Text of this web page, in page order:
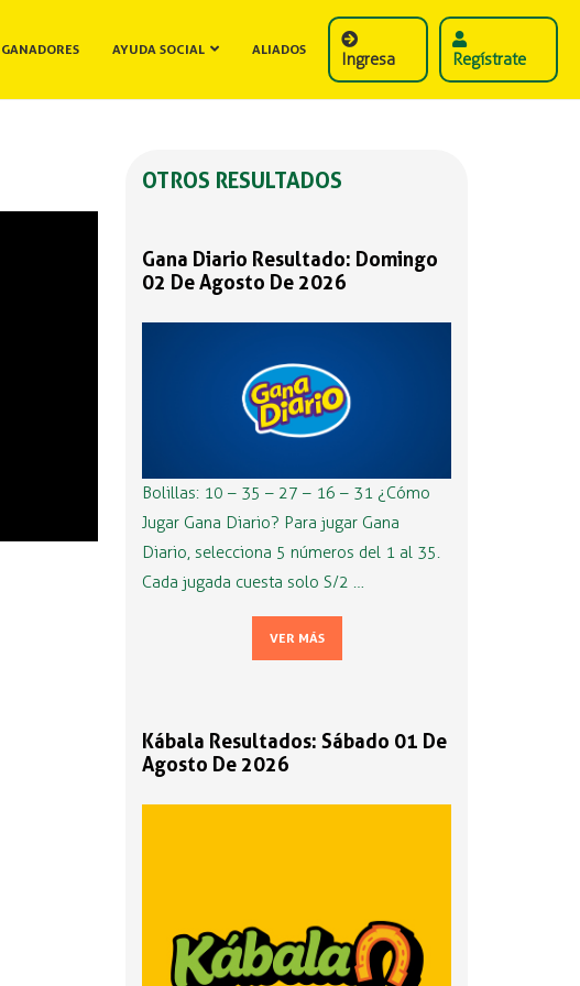
GANADORES AYUDA SOCIAL ALIADOS Ingresa Regístrate
OTROS RESULTADOS
Gana Diario Resultado: Domingo
02 De Agosto De 2026
Bolillas: 10 – 35 – 27 – 16 – 31 ¿Cómo
Jugar Gana Diario? Para jugar Gana
Diario, selecciona 5 números del 1 al 35.
Cada jugada cuesta solo S/2 …
VER MÁS
Kábala Resultados: Sábado 01 De
Agosto De 2026